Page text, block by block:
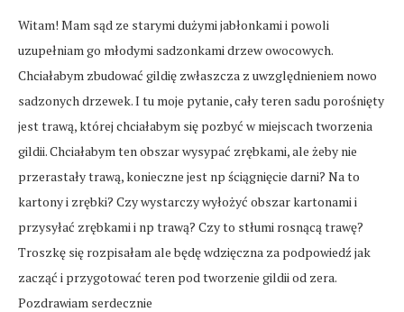
Witam! Mam sąd ze starymi dużymi jabłonkami i powoli
uzupełniam go młodymi sadzonkami drzew owocowych.
Chciałabym zbudować gildię zwłaszcza z uwzględnieniem nowo
sadzonych drzewek. I tu moje pytanie, cały teren sadu porośnięty
jest trawą, której chciałabym się pozbyć w miejscach tworzenia
gildii. Chciałabym ten obszar wysypać zrębkami, ale żeby nie
przerastały trawą, konieczne jest np ściągnięcie darni? Na to
kartony i zrębki? Czy wystarczy wyłożyć obszar kartonami i
przysyłać zrębkami i np trawą? Czy to stłumi rosnącą trawę?
Troszkę się rozpisałam ale będę wdzięczna za podpowiedź jak
zacząć i przygotować teren pod tworzenie gildii od zera.
Pozdrawiam serdecznie